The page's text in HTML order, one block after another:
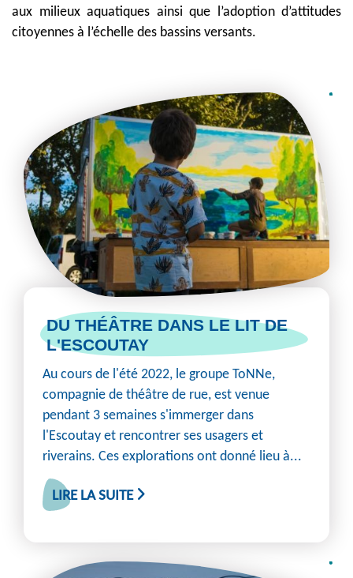
aux milieux aquatiques ainsi que l’adoption d’attitudes
citoyennes à l’échelle des bassins versants.
DU THÉÂTRE DANS LE LIT DE
L'ESCOUTAY
Au cours de l'été 2022, le groupe ToNNe,
compagnie de théâtre de rue, est venue
pendant 3 semaines s'immerger dans
l'Escoutay et rencontrer ses usagers et
riverains. Ces explorations ont donné lieu à...
LIRE LA SUITE